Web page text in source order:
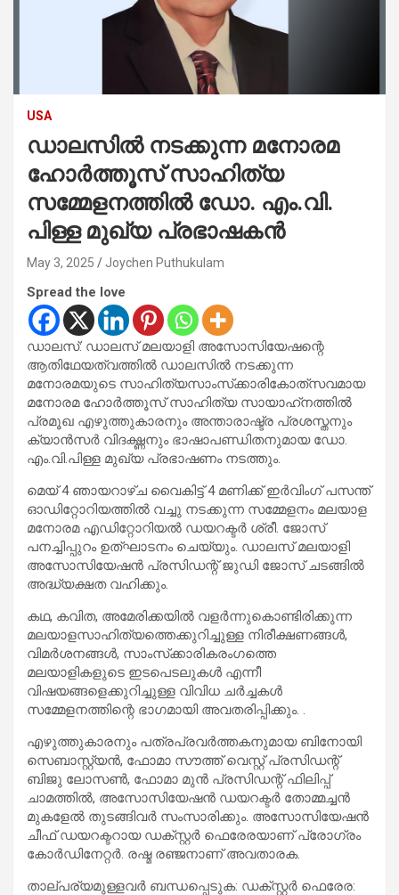
USA
ഡാലസില്‍ നടക്കുന്ന മനോരമ
ഹോര്‍ത്തൂസ് സാഹിത്യ
സമ്മേളനത്തില്‍ ഡോ. എം.വി.
പിള്ള മുഖ്യ പ്രഭാഷകന്‍
May 3, 2025 Joychen Puthukulam
Spread the love
ഡാലസ്: ഡാലസ് മലയാളി അസോസിയേഷന്റെ
ആതിഥേയത്വത്തില്‍ ഡാലസില്‍ നടക്കുന്ന
മനോരമയുടെ സാഹിത്യസാംസ്‌ക്കാരികോത്‌സവമായ
മനോരമ ഹോര്‍ത്തൂസ് സാഹിത്യ സായാഹ്‌നത്തില്‍
പ്രമൂഖ എഴുത്തുകാരനും അന്താരാഷ്ട്ര പ്രശസ്തനും
ക്യാന്‍സര്‍ വിദഗ്ദ്ധനും ഭാഷാപണ്ഡിതനുമായ ഡോ.
എം.വി.പിള്ള മുഖ്യ പ്രഭാഷണം നടത്തും.
മെയ് 4 ഞായറാഴ്ച വൈകിട്ട് 4 മണിക്ക് ഇര്‍വിംഗ് പസന്ത്
ഓഡിറ്റോറിയത്തില്‍ വച്ചു നടക്കുന്ന സമ്മേളനം മലയാള
മനോരമ എഡിറ്റോറിയല്‍ ഡയറക്ടര്‍ ശ്രീ. ജോസ്
പനച്ചിപ്പുറം ഉത്ഘാടനം ചെയ്യും. ഡാലസ് മലയാളി
അസോസിയേഷന്‍ പ്രസിഡന്റ് ജുഡി ജോസ് ചടങ്ങില്‍
അദ്ധ്യക്ഷത വഹിക്കും.
കഥ, കവിത, അമേരിക്കയില്‍ വളര്‍ന്നുകൊണ്ടിരിക്കുന്ന
മലയാളസാഹിത്യത്തെക്കുറിച്ചുള്ള നിരീക്ഷണങ്ങള്‍,
വിമര്‍ശനങ്ങള്‍, സാംസ്‌ക്കാരികരംഗത്തെ
മലയാളികളുടെ ഇടപെടലുകള്‍ എന്നീ
വിഷയങ്ങളെക്കുറിച്ചുള്ള വിവിധ ചര്‍ച്ചകള്‍
സമ്മേളനത്തിന്റെ ഭാഗമായി അവതരിപ്പിക്കും. .
എഴുത്തുകാരനും പത്രപ്രവര്‍ത്തകനുമായ ബിനോയി
സെബാസ്റ്റ്യന്‍, ഫോമാ സൗത്ത് വെസ്റ്റ് പ്രസിഡന്റ്
ബിജു ലോസണ്‍, ഫോമാ മുന്‍ പ്രസിഡന്റ് ഫിലിപ്പ്
ചാമത്തില്‍, അസോസിയേഷന്‍ ഡയറക്ടര്‍ തോമ്മച്ചന്‍
മുകളേല്‍ തുടങ്ങിവര്‍ സംസാരിക്കും. അസോസിയേഷന്‍
ചീഫ് ഡയറക്ടറായ ഡക്സ്റ്റര്‍ ഫെരേരയാണ് പ്രോഗ്രം
കോര്‍ഡിനേറ്റര്‍. രഷ്മ രഞ്ജനാണ് അവതാരക.
താല്പര്യമുള്ളവര്‍ ബന്ധപ്പെടുക: ഡക്സ്റ്റര്‍ ഫെരേര: